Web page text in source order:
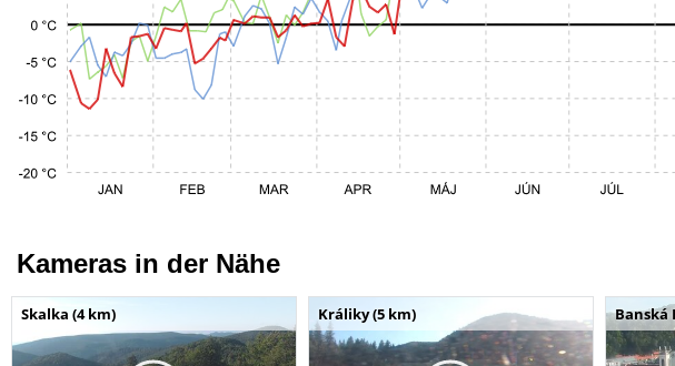
Kameras in der Nähe
Skalka (4 km) Králiky (5 km) Banská